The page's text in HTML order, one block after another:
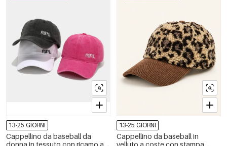
13-25 GIORNI
Cappellino da baseball da
donna in tessuto con ricamo a
13-25 GIORNI
Cappellino da baseball in
velluto a coste con stampa